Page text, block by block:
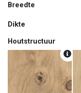
Breedte
Dikte
Houtstructuur